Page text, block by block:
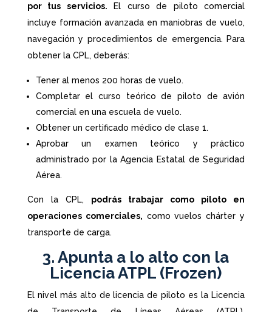
por tus servicios. El curso de piloto comercial
incluye formación avanzada en maniobras de vuelo,
navegación y procedimientos de emergencia. Para
obtener la CPL, deberás:
Tener al menos 200 horas de vuelo.
Completar el curso teórico de piloto de avión
comercial en una escuela de vuelo.
Obtener un certificado médico de clase 1.
Aprobar un examen teórico y práctico
administrado por la Agencia Estatal de Seguridad
Aérea.
Con la CPL, podrás trabajar como piloto en
operaciones comerciales, como vuelos chárter y
transporte de carga.
3. Apunta a lo alto con la
Licencia ATPL (Frozen)
El nivel más alto de licencia de piloto es la Licencia